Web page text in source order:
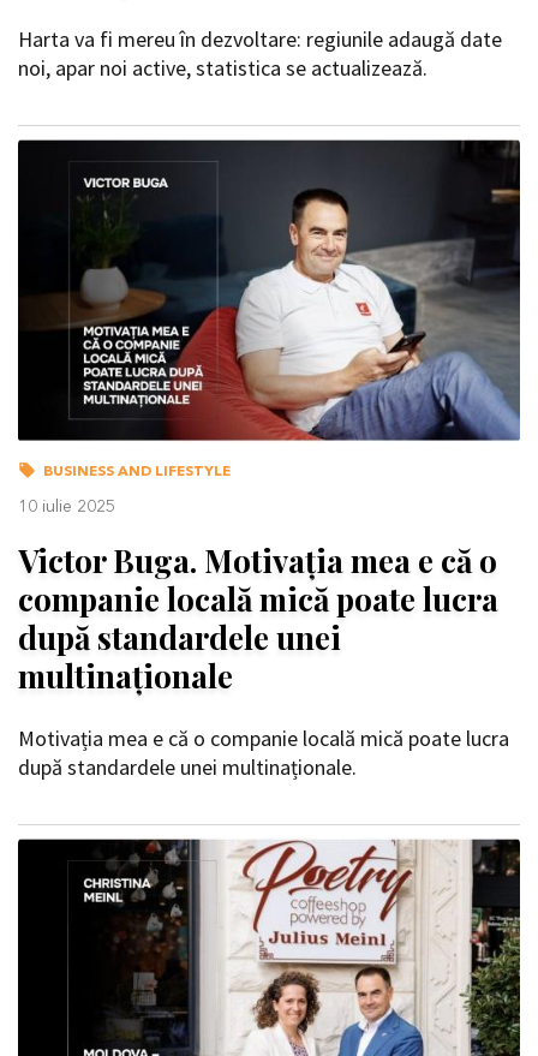
Harta va fi mereu în dezvoltare: regiunile adaugă date
noi, apar noi active, statistica se actualizează.
BUSINESS AND LIFESTYLE
10 iulie 2025
Victor Buga. Motivația mea e că o
companie locală mică poate lucra
după standardele unei
multinaționale
Motivația mea e că o companie locală mică poate lucra
după standardele unei multinaționale.